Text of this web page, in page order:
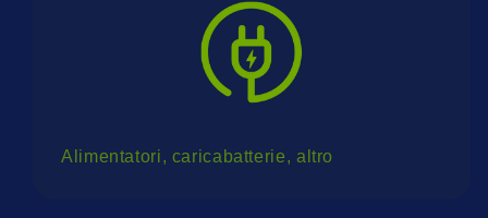
Alimentatori, caricabatterie, altro